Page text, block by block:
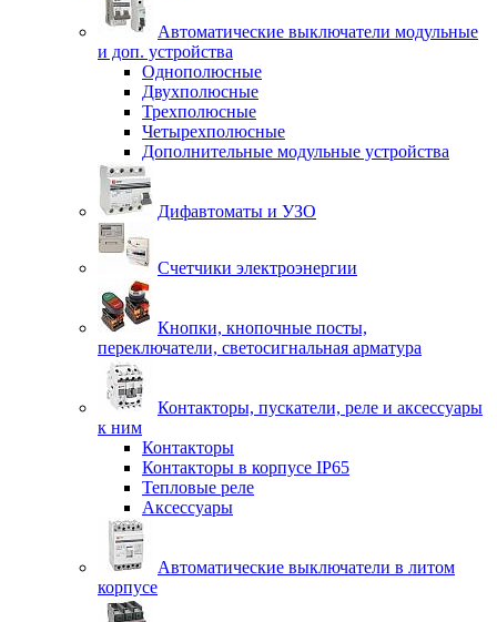
Автоматические выключатели модульные
и доп. устройства
Однополюсные
Двухполюсные
Трехполюсные
Четырехполюсные
Дополнительные модульные устройства
Дифавтоматы и УЗО
Счетчики электроэнергии
Кнопки, кнопочные посты,
переключатели, светосигнальная арматура
Контакторы, пускатели, реле и аксессуары
к ним
Контакторы
Контакторы в корпусе IP65
Тепловые реле
Аксессуары
Автоматические выключатели в литом
корпусе